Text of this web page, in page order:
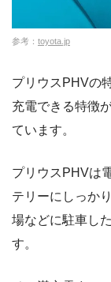
参考： toyota.jp
プリウスPHVの
充電できる特徴
ています。
プリウスPHVは
テリーにしっか
場などに駐車し
す。